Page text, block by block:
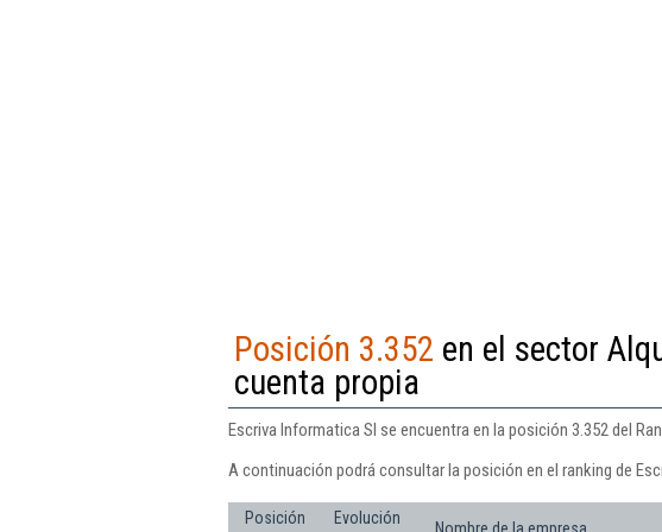
Posición 3.352 en el sector
cuenta propia
Escriva Informatica Sl se encuentra en la posición 3.352 del
A continuación podrá consultar la posición en el ranking de
Posición
Evolución
Nombre de la empresa